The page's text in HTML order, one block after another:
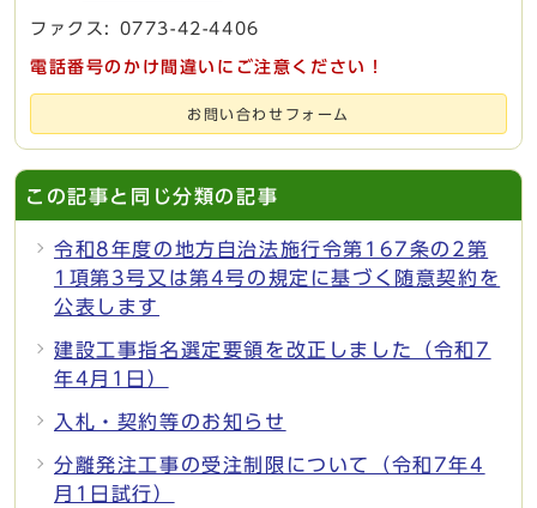
ファクス: 0773-42-4406
電話番号のかけ間違いにご注意ください！
お問い合わせフォーム
この記事と同じ分類の記事
令和8年度の地方自治法施行令第167条の2第
1項第3号又は第4号の規定に基づく随意契約を
公表します
建設工事指名選定要領を改正しました（令和7
年4月1日）
入札・契約等のお知らせ
分離発注工事の受注制限について（令和7年4
月1日試行）